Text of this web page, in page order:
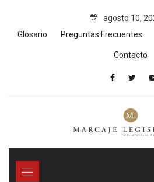
content
agosto 10,
Glosario
Preguntas Frecuentes
Contacto